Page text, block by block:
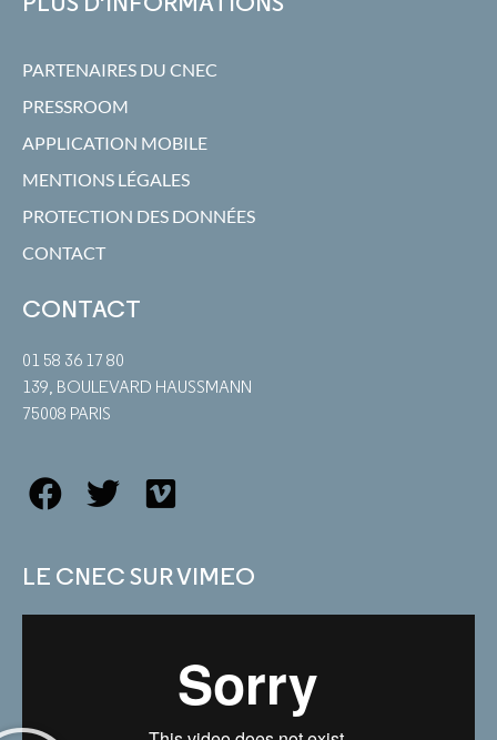
PARTENAIRES DU CNEC
PRESSROOM
APPLICATION MOBILE
MENTIONS LÉGALES
PROTECTION DES DONNÉES
CONTACT
CONTACT
01 58 36 17 80
139, BOULEVARD HAUSSMANN
75008 PARIS
LE CNEC SUR VIMEO